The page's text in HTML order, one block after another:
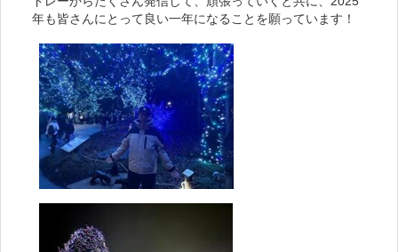
年も皆さんにとって良い一年になることを願っています！